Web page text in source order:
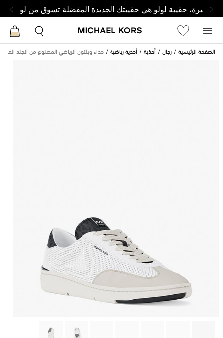
وصغيرة، حقيبة لولو هي حقيبتك الجديدة المفضلة تسوق من لولو
الصفحة الرئيسية رجال أحذية أحذية رياضية حذاء ويلتون الرياضي المصنوع من الجلد